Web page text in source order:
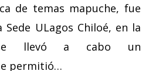
de temas mapuche, fue
ULagos Chiloé, en la
se llevó a cabo un
permitió…